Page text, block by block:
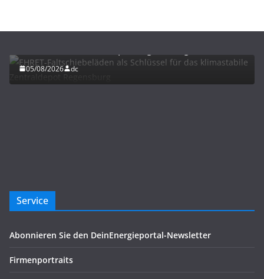
05/08/2026 dc
Service
Abonnieren Sie den DeinEnergieportal-Newsletter
Firmenportraits